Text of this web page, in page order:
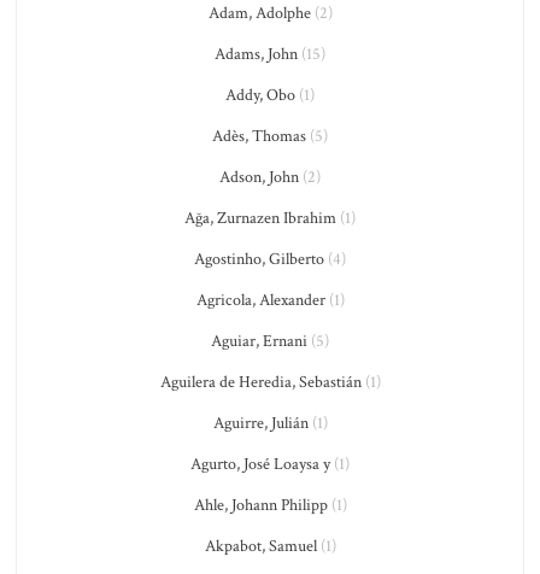
Adam, Adolphe(2)
Adams, John (15)
Addy, Obo (1)
Adès, Thomas (5)
Adson, John (2)
Ağa, Zurnazen Ibrahim (1)
Agostinho, Gilberto (4)
Agricola, Alexander(1)
Aguiar, Ernani (5)
Aguilera de Heredia, Sebastián(1)
Aguirre, Julián(1)
Agurto, José Loaysa y(1)
Ahle, Johann Philipp(1)
Akpabot, Samuel(1)